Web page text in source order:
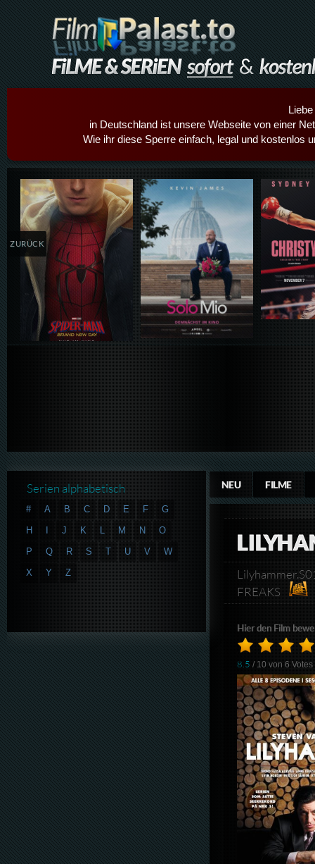
in Deutschland ist unsere Webseite von einer
Wie ihr diese Sperre einfach, legal und kostenlos
Details,Play Details,Play
ZURÜCK
NEU FILME
FREAKS
Hier den Film
8.5 / 10 von6 Votes
Serien alphabetisch
# A B C D E F
G
H
I J K L M N
O
P
Q R S T U V
W
X
Y Z